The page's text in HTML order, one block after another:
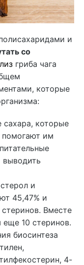
и
со
гриба чага
которые
которые
помогают им
и
45,47% и
Вместе
еще 10 стеринов.
биосинтеза
4-